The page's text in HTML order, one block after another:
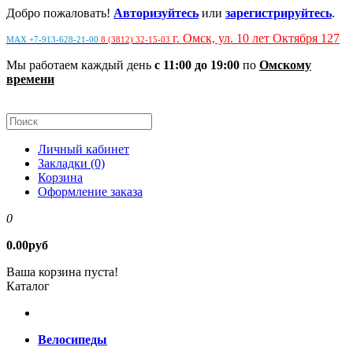
Добро пожаловать! Авторизуйтесь или зарегистрируйтесь.
MAX +7-913-628-21-00 8 (3812) 32-15-03 г. Омск, ул. 10 лет Октября 127
Мы работаем каждый день с 11:00 до 19:00 по Омскому
времени
Личный кабинет
Закладки (0)
Корзина
Оформление заказа
0
0.00руб
Ваша корзина пуста!
Каталог
Велосипеды